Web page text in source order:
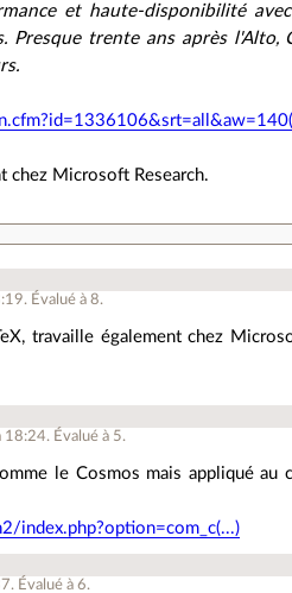
et haute-disponibilité
Presque trente ans après
chez Microsoft Research.
. Évalué à8.
travaille également chez
18:24. Évalué à 5.
le Cosmos mais appliqué au
index.php?option=com_c(...)
. Évalué à6.